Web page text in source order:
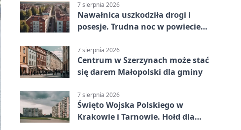
7 sierpnia 2026
Nawałnica uszkodziła drogi i
posesje. Trudna noc w powiecie
7 sierpnia 2026
Centrum w Szerzynach może stać
się darem Małopolski dla gminy
7 sierpnia 2026
Święto Wojska Polskiego w
Krakowie i Tarnowie. Hołd dla